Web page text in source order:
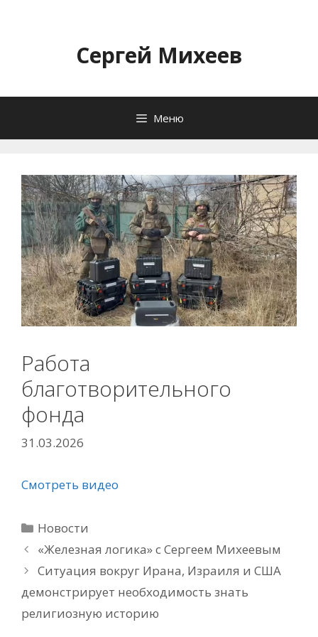
содержимомуСергей Михеев
Меню
Работа
благотворительного
фонда
31.03.2026
Смотреть видео
Рубрики
Новости
«Железная логика» с Сергеем Михеевым
Ситуация вокруг Ирана, Израиля и США
демонстрирует необходимость знать
религиозную историю